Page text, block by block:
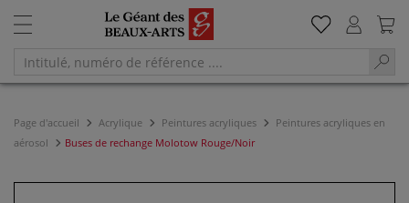
Page d'accueil Acrylique Peintures acryliques
Peintures acryliques en
aérosol
Buses de rechange Molotow Rouge/Noir